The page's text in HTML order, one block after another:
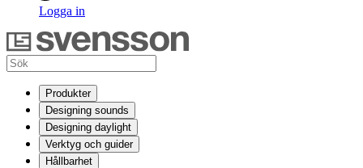
Logga in
Produkter
Designing sounds
Designing daylight
Verktyg och guider
Hållbarhet